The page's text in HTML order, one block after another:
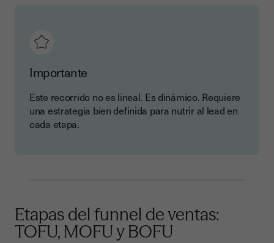
Importante
Este recorrido no es lineal. Es dinámico. Requiere
una estrategia bien definida para nutrir al lead en
cada etapa.
Etapas del funnel de ventas:
TOFU, MOFU y BOFU